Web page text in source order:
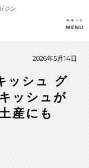
ジン
2026年5月14日
シュ グ
ッシュが
産にも